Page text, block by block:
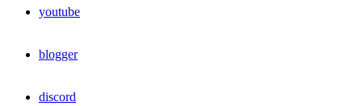
youtube
blogger
discord